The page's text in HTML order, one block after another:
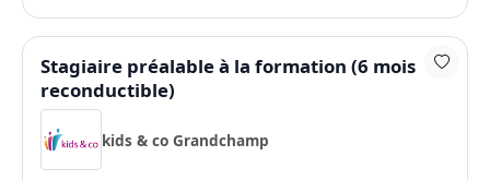
Stagiaire préalable à la formation (6 mois
reconductible)
kids & co Grandchamp